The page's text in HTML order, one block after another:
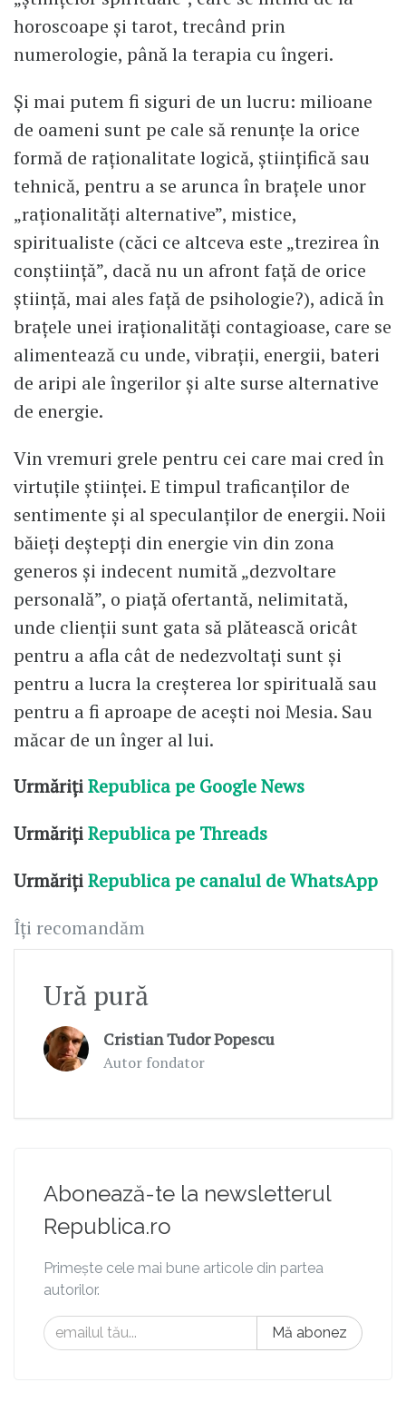
horoscoape și tarot, trecând prin
numerologie, până la terapia cu îngeri.
Și mai putem fi siguri de un lucru: milioane
de oameni sunt pe cale să renunțe la orice
formă de raționalitate logică, științifică sau
tehnică, pentru a se arunca în brațele unor
„raționalități alternative”, mistice,
spiritualiste (căci ce altceva este „trezirea în
conștiință”, dacă nu un afront față de orice
știință, mai ales față de psihologie?), adică în
brațele unei iraționalități contagioase, care se
alimentează cu unde, vibrații, energii, bateri
de aripi ale îngerilor și alte surse alternative
de energie.
Vin vremuri grele pentru cei care mai cred în
virtuțile științei. E timpul traficanților de
sentimente și al speculanților de energii. Noii
băieți deștepți din energie vin din zona
generos și indecent numită „dezvoltare
personală”, o piață ofertantă, nelimitată,
unde clienții sunt gata să plătească oricât
pentru a afla cât de nedezvoltați sunt și
pentru a lucra la creșterea lor spirituală sau
pentru a fi aproape de acești noi Mesia. Sau
măcar de un înger al lui.
UrmărițiRepublica pe Google News
UrmărițiRepublica pe Threads
UrmărițiRepublica pe canalul de WhatsApp
Îți recomandăm
Ură pură
Cristian Tudor Popescu
Autor fondator
Abonează-te la newsletterul
Republica.ro
Primește cele mai bune articole din partea
autorilor.
Mă abonez